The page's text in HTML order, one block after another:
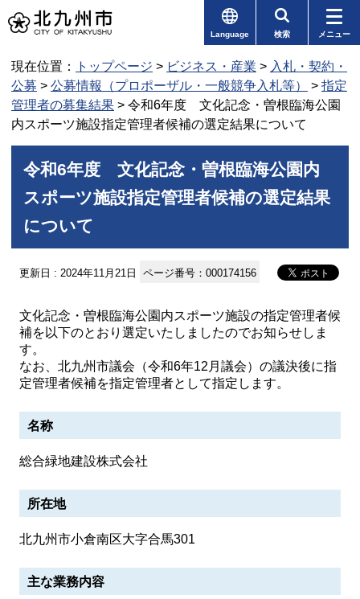
Language 検索 メニュー
現在位置： トップページ > ビジネス・産業 > 入札・契約・
公募 > 公募情報（プロポーザル・一般競争入札等） > 指定
管理者の募集結果 > 令和6年度 文化記念・曽根臨海公園
内スポーツ施設指定管理者候補の選定結果について
令和6年度 文化記念・曽根臨海公園内
スポーツ施設指定管理者候補の選定結果
について
更新日 : 2024年11月21日 ページ番号：000174156
文化記念・曽根臨海公園内スポーツ施設の指定管理者候
補を以下のとおり選定いたしましたのでお知らせしま
す。
なお、北九州市議会（令和6年12月議会）の議決後に指
定管理者候補を指定管理者として指定します。
名称
総合緑地建設株式会社
所在地
北九州市小倉南区大字合馬301
主な業務内容